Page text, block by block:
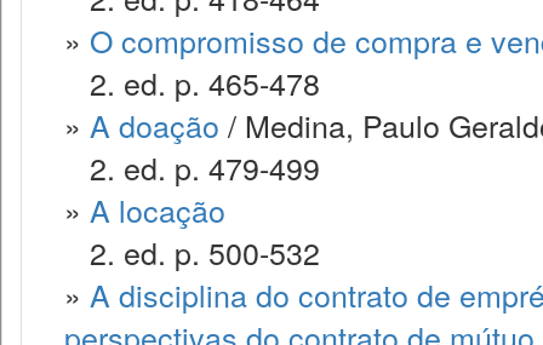
» O compromisso de compra e
2. ed. p. 465-478
» A doação / Medina, Paulo
2. ed. p. 479-499
» A locação
2. ed. p. 500-532
» A disciplina do contrato de